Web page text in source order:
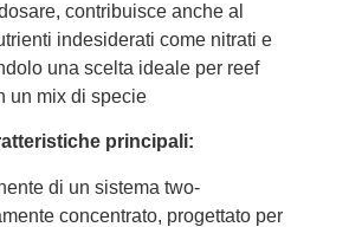
contribuisce anche al
indesiderati come nitrati e
una scelta ideale per reef
un mix di specie
principali:
di un sistema two-
concentrato, progettato per